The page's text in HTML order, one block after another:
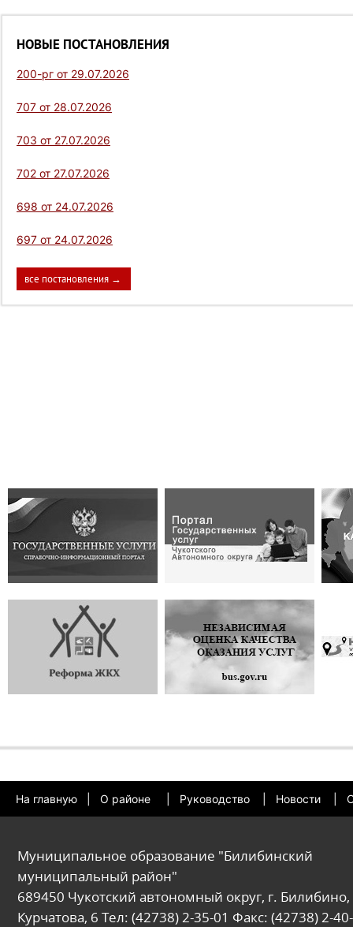
НОВЫЕ ПОСТАНОВЛЕНИЯ
200-рг от 29.07.2026
707 от 28.07.2026
703 от 27.07.2026
702 от 27.07.2026
698 от 24.07.2026
697 от 24.07.2026
все постановления →
На главную О районе Руководство Новости
Муниципальное образование "Билибинский
муниципальный район"
689450 Чукотский автономный округ, г. Билибино,
Курчатова, 6 Тел: (42738) 2-35-01 Факс: (42738) 2-